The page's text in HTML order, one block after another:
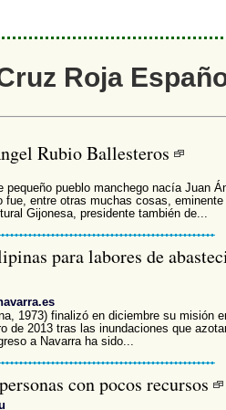
Roja
Rubio Ballesteros
pequeño pueblo manchego nacía Juan
fue, entre otras muchas cosas, eminente
Gijonesa, presidente también de...
para labores de
1973) finalizó en diciembre su misión
de 2013 tras las inundaciones que
a Navarra ha sido...
con pocos recursos